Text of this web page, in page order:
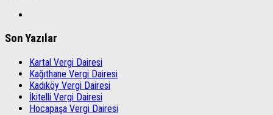
Son Yazılar
Kartal Vergi Dairesi
Kağıthane Vergi Dairesi
Kadıköy Vergi Dairesi
İkitelli Vergi Dairesi
Hocapaşa Vergi Dairesi